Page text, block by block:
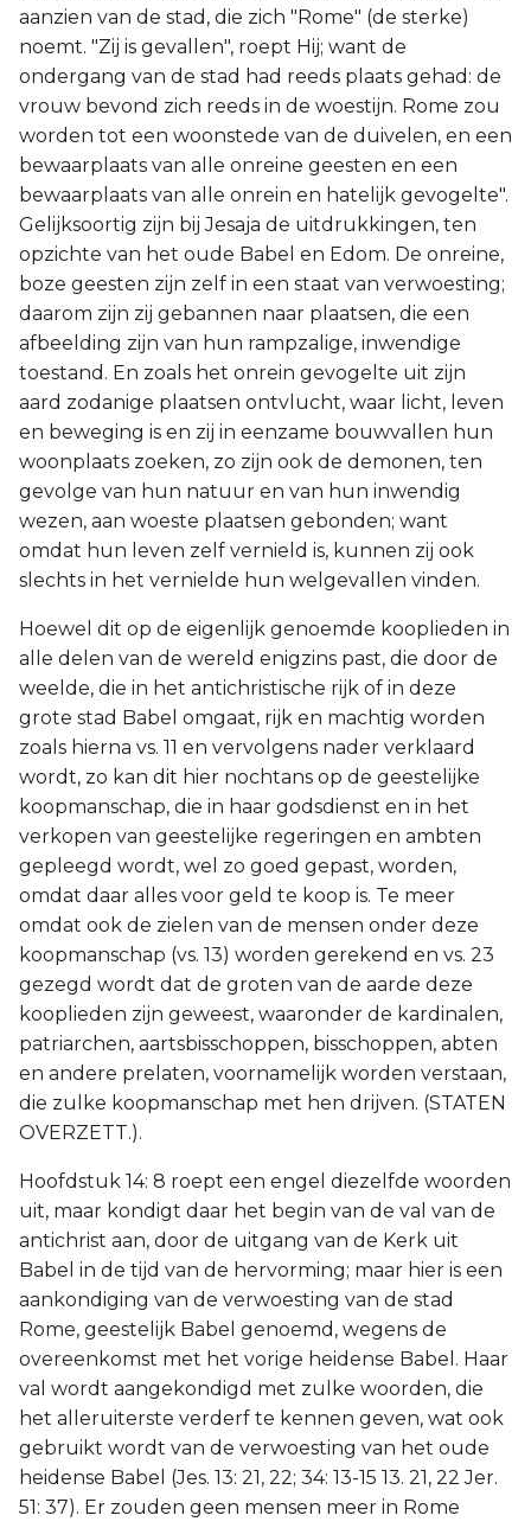
aanzien van de stad, die zich "Rome" (de sterke)
noemt. "Zij is gevallen", roept Hij; want de
ondergang van de stad had reeds plaats gehad: de
vrouw bevond zich reeds in de woestijn. Rome zou
worden tot een woonstede van de duivelen, en een
bewaarplaats van alle onreine geesten en een
bewaarplaats van alle onrein en hatelijk gevogelte".
Gelijksoortig zijn bij Jesaja de uitdrukkingen, ten
opzichte van het oude Babel en Edom. De onreine,
boze geesten zijn zelf in een staat van verwoesting;
daarom zijn zij gebannen naar plaatsen, die een
afbeelding zijn van hun rampzalige, inwendige
toestand. En zoals het onrein gevogelte uit zijn
aard zodanige plaatsen ontvlucht, waar licht, leven
en beweging is en zij in eenzame bouwvallen hun
woonplaats zoeken, zo zijn ook de demonen, ten
gevolge van hun natuur en van hun inwendig
wezen, aan woeste plaatsen gebonden; want
omdat hun leven zelf vernield is, kunnen zij ook
slechts in het vernielde hun welgevallen vinden.
Hoewel dit op de eigenlijk genoemde kooplieden in
alle delen van de wereld enigzins past, die door de
weelde, die in het antichristische rijk of in deze
grote stad Babel omgaat, rijk en machtig worden
zoals hierna vs. 11 en vervolgens nader verklaard
wordt, zo kan dit hier nochtans op de geestelijke
koopmanschap, die in haar godsdienst en in het
verkopen van geestelijke regeringen en ambten
gepleegd wordt, wel zo goed gepast, worden,
omdat daar alles voor geld te koop is. Te meer
omdat ook de zielen van de mensen onder deze
koopmanschap (vs. 13) worden gerekend en vs. 23
gezegd wordt dat de groten van de aarde deze
kooplieden zijn geweest, waaronder de kardinalen,
patriarchen, aartsbisschoppen, bisschoppen, abten
en andere prelaten, voornamelijk worden verstaan,
die zulke koopmanschap met hen drijven. (STATEN
OVERZETT.).
Hoofdstuk 14: 8 roept een engel diezelfde woorden
uit, maar kondigt daar het begin van de val van de
antichrist aan, door de uitgang van de Kerk uit
Babel in de tijd van de hervorming; maar hier is een
aankondiging van de verwoesting van de stad
Rome, geestelijk Babel genoemd, wegens de
overeenkomst met het vorige heidense Babel. Haar
val wordt aangekondigd met zulke woorden, die
het alleruiterste verderf te kennen geven, wat ook
gebruikt wordt van de verwoesting van het oude
heidense Babel (Jes. 13: 21, 22; 34: 13-15 13. 21, 22 Jer.
51: 37). Er zouden geen mensen meer in Rome